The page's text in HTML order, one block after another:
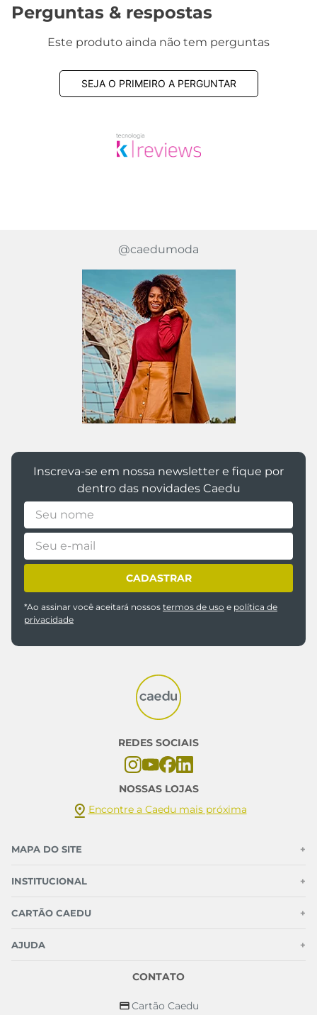
Perguntas & respostas
Este produto ainda não tem perguntas
SEJA O PRIMEIRO A PERGUNTAR
@caedumoda
Inscreva-se em nossa newsletter e fique por
dentro das novidades Caedu
CADASTRAR
*Ao assinar você aceitará nossos termos de uso e política de
privacidade
REDES SOCIAIS
NOSSAS LOJAS
Encontre a Caedu mais próxima
MAPA DO SITE +
INSTITUCIONAL +
CARTÃO CAEDU +
AJUDA +
CONTATO
Cartão Caedu